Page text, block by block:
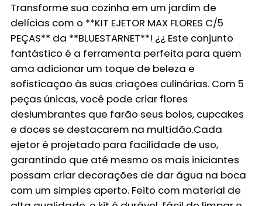
Transforme sua cozinha em um jardim de
delícias com o **KIT EJETOR MAX FLORES C/5
PEÇAS** da **BLUESTARNET**! ¿¿ Este conjunto
fantástico é a ferramenta perfeita para quem
ama adicionar um toque de beleza e
sofisticação às suas criações culinárias. Com 5
peças únicas, você pode criar flores
deslumbrantes que farão seus bolos, cupcakes
e doces se destacarem na multidão.Cada
ejetor é projetado para facilidade de uso,
garantindo que até mesmo os mais iniciantes
possam criar decorações de dar água na boca
com um simples aperto. Feito com material de